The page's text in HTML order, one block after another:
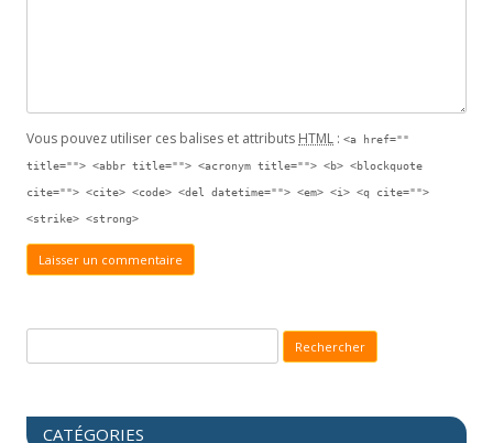
Vous pouvez utiliser ces balises et attributs HTML : <a href=""
title=""> <abbr title=""> <acronym title=""> <b> <blockquote
cite=""> <cite> <code> <del datetime=""> <em> <i> <q cite="">
<strike> <strong>
CATÉGORIES